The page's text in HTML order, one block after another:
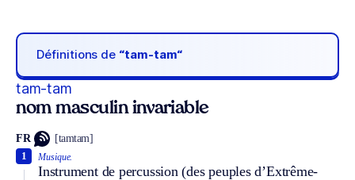
Définitions de “tam-tam“
tam-tam
nom masculin invariable
FR [tamtam]
Musique.
Instrument de percussion (des peuples d’Extrême-
1